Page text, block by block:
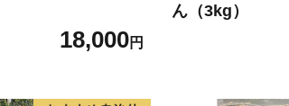
18,000円
ん（3kg）